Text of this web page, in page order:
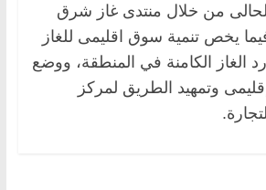
الحالى من خلال منتدى غاز شرق
يخص تنمية سوق اقليمى للغاز
الغاز الكامنة في المنطقة، ووضع
وتمهيد الطريق لمركز